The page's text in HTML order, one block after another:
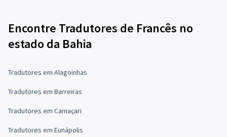
Encontre Tradutores de Francês no
estado da Bahia
Tradutores em Alagoinhas
Tradutores em Barreiras
Tradutores em Camaçari
Tradutores em Eunápolis